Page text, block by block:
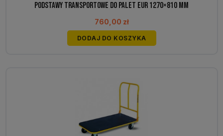
Podstawy transportowe do palet EUR 1270×810 mm
760,00 zł
DODAJ DO KOSZYKA